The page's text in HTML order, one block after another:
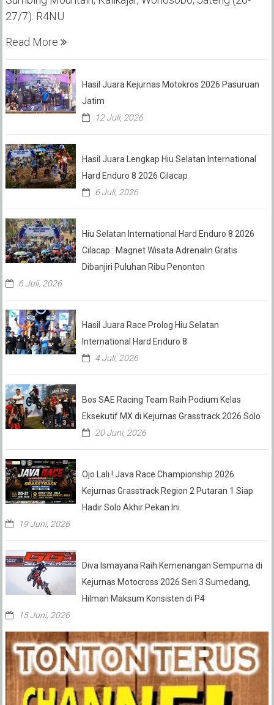
27/7). R4NU
Read More
Hasil Juara Kejurnas Motokros 2026 Pasuruan
Jatim
12 Juli, 2026
Hasil Juara Lengkap Hiu Selatan International
Hard Enduro 8 2026 Cilacap
6 Juli, 2026
Hiu Selatan International Hard Enduro 8 2026
Cilacap : Magnet Wisata Adrenalin Gratis
Dibanjiri Puluhan Ribu Penonton
6 Juli, 2026
Hasil Juara Race Prolog Hiu Selatan
International Hard Enduro 8
4 Juli, 2026
Bos SAE Racing Team Raih Podium Kelas
Eksekutif MX di Kejurnas Grasstrack 2026 Solo
20 Juni, 2026
Ojo Lali.! Java Race Championship 2026
Kejurnas Grasstrack Region 2 Putaran 1 Siap
Hadir Solo Akhir Pekan Ini.
19 Juni, 2026
Diva Ismayana Raih Kemenangan Sempurna di
Kejurnas Motocross 2026 Seri 3 Sumedang,
Hilman Maksum Konsisten di P4
15 Juni, 2026